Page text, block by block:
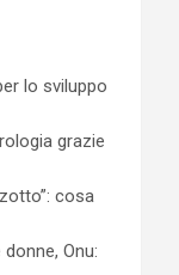
lo sviluppo
grazie
cosa
Onu: